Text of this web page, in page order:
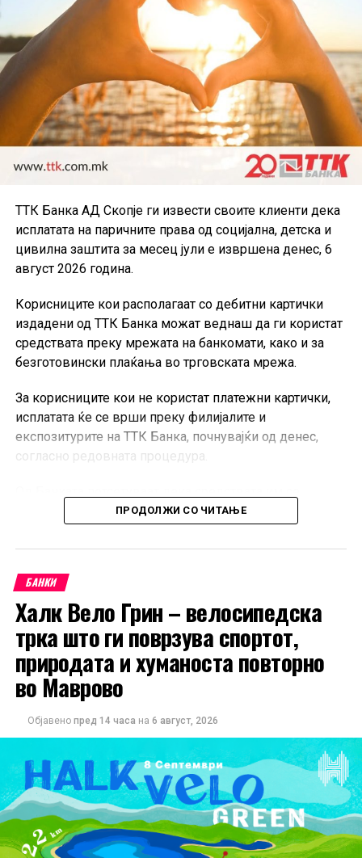
ТТК Банка АД Скопје ги извести своите клиенти дека
исплатата на паричните права од социјална, детска и
цивилна заштита за месец јули е извршена денес, 6
август 2026 година.
Корисниците кои располагаат со дебитни картички
издадени од ТТК Банка можат веднаш да ги користат
средствата преку мрежата на банкомати, како и за
безготовински плаќања во трговската мрежа.
За корисниците кои не користат платежни картички,
исплатата ќе се врши преку филијалите и
експозитурите на ТТК Банка, почнувајќи од денес,
согласно редовната процедура.
достапни на сите корисници во согласност со
ПРОДОЛЖИ СО ЧИТАЊЕ
БАНКИ
Халк Вело Грин – велосипедска
трка што ги поврзува спортот,
природата и хуманоста повторно
во Маврово
Објавено пред 14 часа на 6 август, 2026